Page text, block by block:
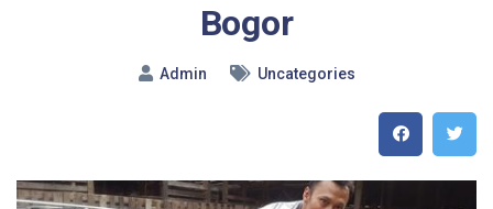
Bogor
Admin Uncategories